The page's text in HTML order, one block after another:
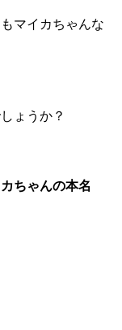
マイカちゃんな
ょうか？
ちゃんの本名